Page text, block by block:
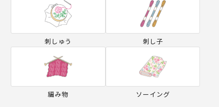
刺しゅう 刺し子
編み物 ソーイング